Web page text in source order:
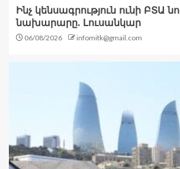
Ինչ կենսագրություն ունի ԲՏԱ
նախարարը. Լուսանկար
06/08/2026 infomitk@gmail.com